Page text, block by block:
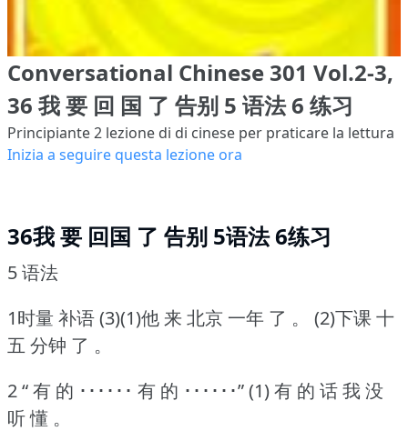
Conversational Chinese 301 Vol.2-3,
36 我 要 回 国 了 告别 5 语法 6 练习
Principiante 2 lezione di di cinese per praticare la lettura
Inizia a seguire questa lezione ora
36我 要 回国 了 告别 5语法 6练习
5 语法
1时量 补语 (3)(1)他 来 北京 一年 了 。
(2)下课 十
五 分钟 了 。
2 “ 有 的 ･･････ 有 的 ･･････” (1) 有 的 话 我 没
听 懂 。